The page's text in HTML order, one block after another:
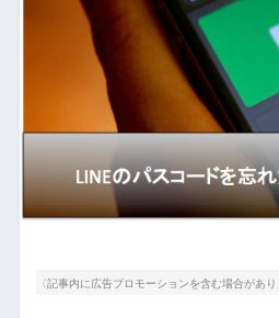
〈記事内に広告プロモーションを含む場合があり